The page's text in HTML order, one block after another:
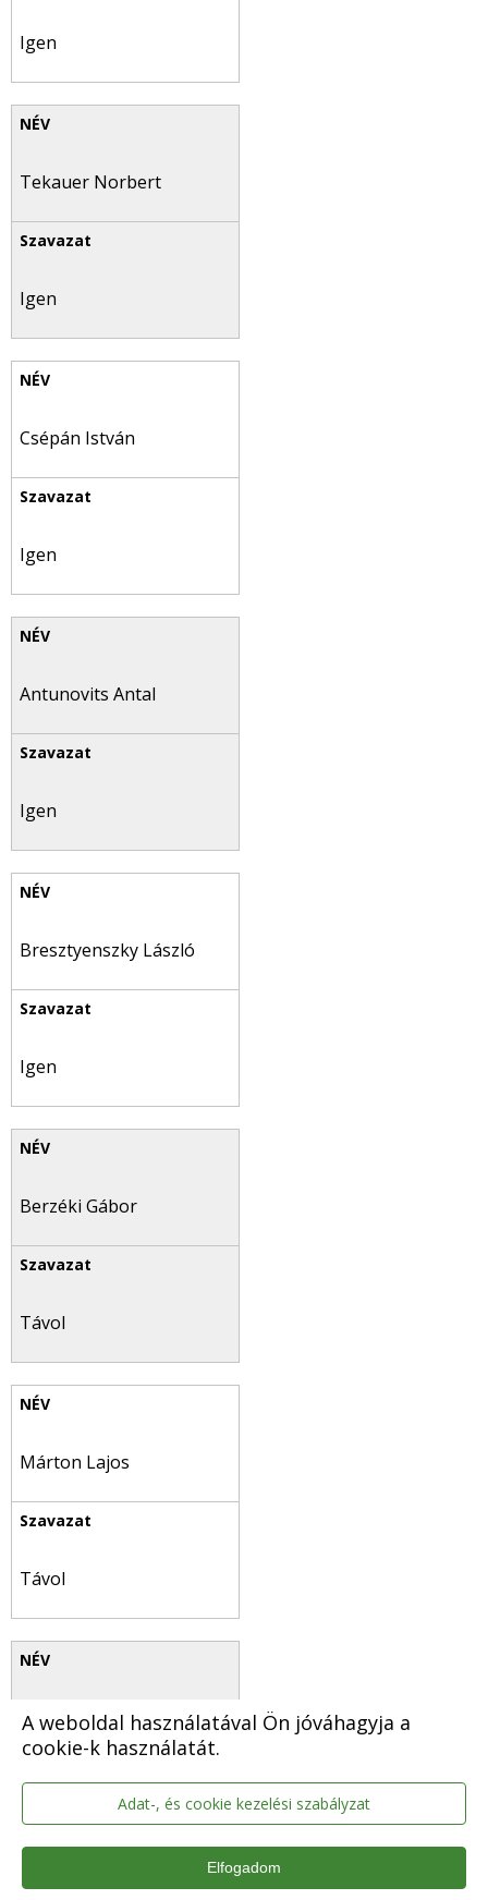
A weboldal használatával Ön jóváhagyja a
cookie-k használatát.
Adat-, és cookie kezelési szabályzat
Elfogadom
Igen
Tekauer Norbert
Igen
Csépán István
Igen
Antunovits Antal
Igen
Bresztyenszky László
Igen
Berzéki Gábor
Távol
Márton Lajos
Távol
Macsotay Tibor